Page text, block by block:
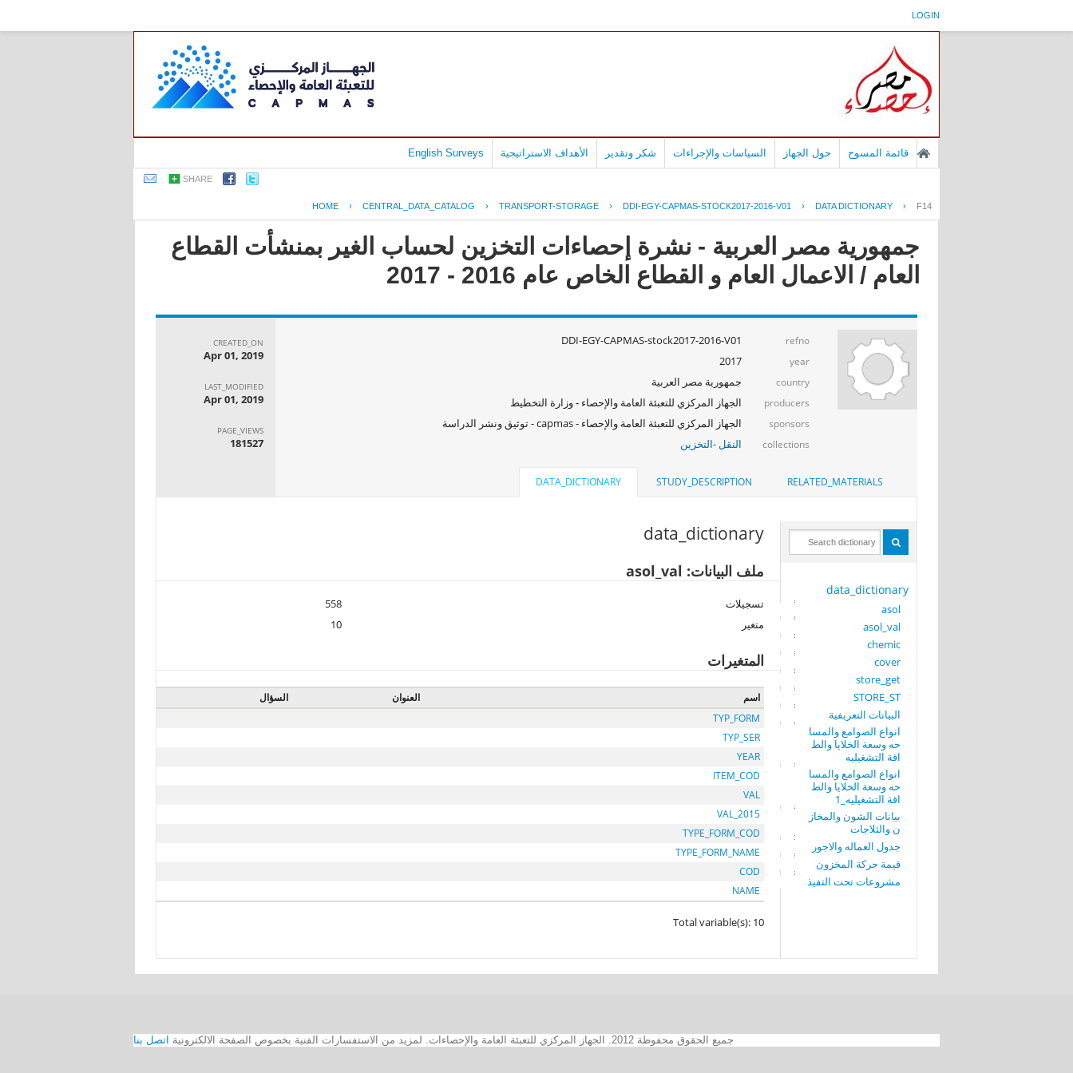
LOGIN
قائمة المسوح حول الجهاز السياسات والإجراءات شكر وتقدير الأهداف الاستراتيجية English Surveys
SHARE
HOME › CENTRAL_DATA_CATALOG › TRANSPORT-STORAGE › DDI-EGY-CAPMAS-STOCK2017-2016-V01 › DATA DICTIONARY › F14
جمهورية مصر العربية - نشرة إحصاءات التخزين لحساب الغير بمنشأت القطاع
العام / الاعمال العام و القطاع الخاص عام 2016 - 2017
refno
DDI-EGY-CAPMAS-stock2017-2016-V01
year
2017
country جمهورية مصر العربية
producers الجهاز المركزي للتعبئة العامة والإحصاء - وزارة التخطيط
sponsors الجهاز المركزي للتعبئة العامة والإحصاء - capmas - توثيق ونشر الدراسة
collections النقل -التخزين
CREATED_ON
Apr 01, 2019
LAST_MODIFIED
Apr 01, 2019
PAGE_VIEWS
181527
RELATED_MATERIALS
STUDY_DESCRIPTION
DATA_DICTIONARY
data_dictionary
asol
asol_val
chemic
cover
store_get
STORE_ST
البيانات التعريفية
انواع الصوامع والمسا
حه وسعة الخلايا والط
اقة التشغيليه
انواع الصوامع والمسا
حه وسعة الخلايا والط
اقة التشغيليه_1
بيانات الشون والمخاز
ن والثلاجات
جدول العماله والاجور
قيمة حركة المخزون
مشروعات تحت التفيذ
data_dictionary
ملف البيانات: asol_val
تسجيلات
558
متغير
10
المتغيرات
اسم العنوان
السؤال
TYP_FORM
TYP_SER
YEAR
ITEM_COD
VAL
VAL_2015
TYPE_FORM_COD
TYPE_FORM_NAME
COD
NAME
Total variable(s): 10
جميع الحقوق محفوظة 2012. الجهاز المركزي للتعبئة العامة والإحصاءات. لمزيد من الاستفسارات الفنية بخصوص الصفحة الالكترونية اتصل بنا